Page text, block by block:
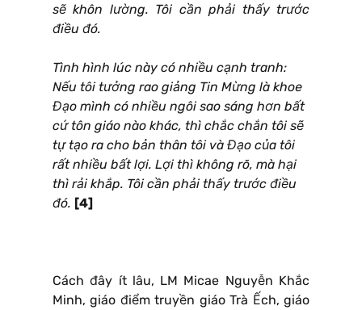
sẽ khôn lường. Tôi cần phải thấy trước
điều đó.
Tình hình lúc này có nhiều cạnh tranh:
Nếu tôi tưởng rao giảng Tin Mừng là khoe
Đạo mình có nhiều ngôi sao sáng hơn bất
cứ tôn giáo nào khác, thì chắc chắn tôi sẽ
tự tạo ra cho bản thân tôi và Đạo của tôi
rất nhiều bất lợi. Lợi thì không rõ, mà hại
thì rải khắp. Tôi cần phải thấy trước điều
đó. [4]
Cách đây ít lâu, LM Micae Nguyễn Khắc
Minh, giáo điểm truyền giáo Trà Ếch, giáo